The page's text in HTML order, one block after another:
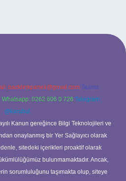
backlinkpaneli@gmail.com Teams:
Whatsapp: 0262 606 0 726 Telegram:
@karabul
Kanun gereğince Bilgi Teknolojileri ve
onaylanmış bir Yer Sağlayıcı olarak
sitedeki içerikleri proaktif olarak
bulunmamaktadır. Ancak,
sorumluluğunu taşımakta olup, siteye